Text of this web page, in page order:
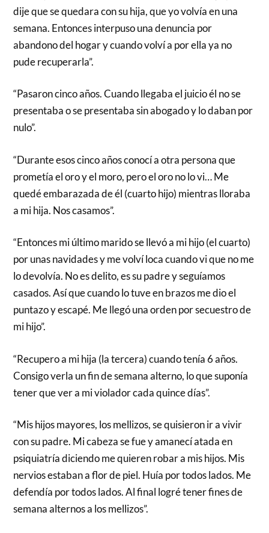
dije que se quedara con su hija, que yo volvía en una
semana. Entonces interpuso una denuncia por
abandono del hogar y cuando volví a por ella ya no
pude recuperarla”.
“Pasaron cinco años. Cuando llegaba el juicio él no se
presentaba o se presentaba sin abogado y lo daban por
nulo”.
“Durante esos cinco años conocí a otra persona que
prometía el oro y el moro, pero el oro no lo vi… Me
quedé embarazada de él (cuarto hijo) mientras lloraba
a mi hija. Nos casamos”.
“Entonces mi último marido se llevó a mi hijo (el cuarto)
por unas navidades y me volví loca cuando vi que no me
lo devolvía. No es delito, es su padre y seguíamos
casados. Así que cuando lo tuve en brazos me dio el
puntazo y escapé. Me llegó una orden por secuestro de
mi hijo”.
“Recupero a mi hija (la tercera) cuando tenía 6 años.
Consigo verla un fin de semana alterno, lo que suponía
tener que ver a mi violador cada quince días”.
“Mis hijos mayores, los mellizos, se quisieron ir a vivir
con su padre. Mi cabeza se fue y amanecí atada en
psiquiatría diciendo me quieren robar a mis hijos. Mis
nervios estaban a flor de piel. Huía por todos lados. Me
defendía por todos lados. Al final logré tener fines de
semana alternos a los mellizos”.